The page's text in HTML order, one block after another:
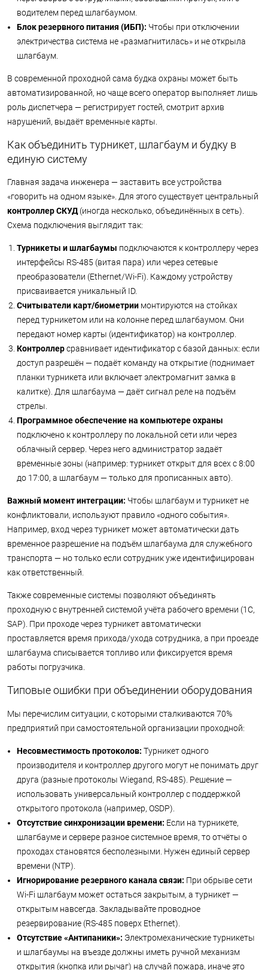
водителем перед шлагбаумом.
Блок резервного питания (ИБП): Чтобы при отключении
электричества система не «размагнитилась» и не открыла
шлагбаум.
В современной проходной сама будка охраны может быть
автоматизированной, но чаще всего оператор выполняет лишь
роль диспетчера — регистрирует гостей, смотрит архив
нарушений, выдаёт временные карты.
Как объединить турникет, шлагбаум и будку в
единую систему
Главная задача инженера — заставить все устройства
«говорить на одном языке». Для этого существует центральный
контроллер СКУД(иногда несколько, объединённых в сеть).
Схема подключения выглядит так:
Турникеты и шлагбаумы подключаются к контроллеру через
интерфейсы RS-485 (витая пара) или через сетевые
преобразователи (Ethernet/Wi-Fi). Каждому устройству
присваивается уникальный ID.
Считыватели карт/биометрии монтируются на стойках
перед турникетом или на колонне перед шлагбаумом. Они
передают номер карты (идентификатор) на контроллер.
Контроллерсравнивает идентификатор с базой данных: если
доступ разрешён — подаёт команду на открытие (поднимает
планки турникета или включает электромагнит замка в
калитке). Для шлагбаума — даёт сигнал реле на подъём
стрелы.
Программное обеспечение на компьютере охраны
подключено к контроллеру по локальной сети или через
облачный сервер. Через него администратор задаёт
временные зоны (например: турникет открыт для всех с 8:00
до 17:00, а шлагбаум — только для прописанных авто).
Важный момент интеграции: Чтобы шлагбаум и турникет не
конфликтовали, используют правило «одного события».
Например, вход через турникет может автоматически дать
временное разрешение на подъём шлагбаума для служебного
транспорта — но только если сотрудник уже идентифицирован
как ответственный.
Также современные системы позволяют объединять
проходную с внутренней системой учёта рабочего времени (1С,
SAP). При проходе через турникет автоматически
проставляется время прихода/ухода сотрудника, а при проезде
шлагбаума списывается топливо или фиксируется время
работы погрузчика.
Типовые ошибки при объединении оборудования
Мы перечислим ситуации, с которыми сталкиваются 70%
предприятий при самостоятельной организации проходной:
Несовместимость протоколов: Турникет одного
производителя и контроллер другого могут не понимать друг
друга (разные протоколы Wiegand, RS-485). Решение —
использовать универсальный контроллер с поддержкой
открытого протокола (например, OSDP).
Отсутствие синхронизации времени: Если на турникете,
шлагбауме и сервере разное системное время, то отчёты о
проходах становятся бесполезными. Нужен единый сервер
времени (NTP).
Игнорирование резервного канала связи: При обрыве сети
Wi-Fi шлагбаум может остаться закрытым, а турникет —
открытым навсегда. Закладывайте проводное
резервирование (RS-485 поверх Ethernet).
Отсутствие «Антипаники»: Электромеханические турникеты
и шлагбаумы на въезде должны иметь ручной механизм
открытия (кнопка или рычаг) на случай пожара, иначе это